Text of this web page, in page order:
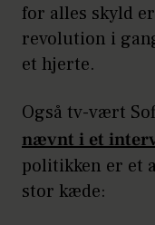
for alles skyld
revolution i
et hjerte.
Også tv-vært
nævnt i et
politikken er et
stor kæde: